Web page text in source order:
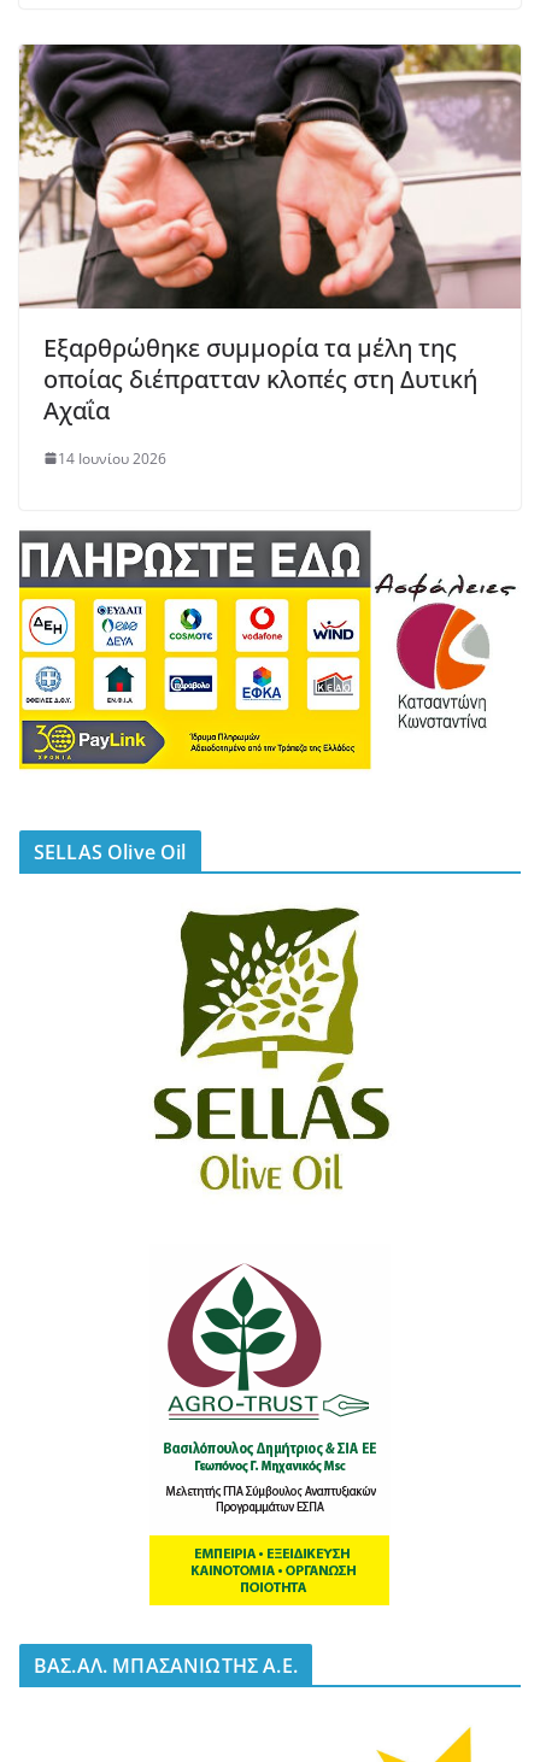
Εξαρθρώθηκε συμμορία τα μέλη της
οποίας διέπρατταν κλοπές στη Δυτική
Αχαΐα
14 Ιουνίου 2026
SELLAS Olive Oil
BΑΣ.ΑΛ. ΜΠΑΣΑΝΙΩΤΗΣ Α.Ε.